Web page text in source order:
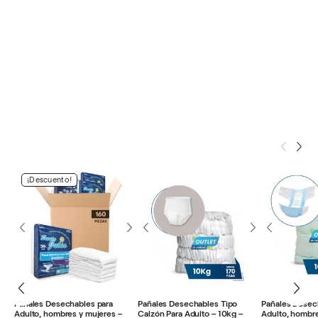
¡Descuento!
Pañales Desechables para
Adulto, hombres y mujeres –
Pañales Desechables Tipo
Calzón Para Adulto – 10kg –
Pañales
Adulto,